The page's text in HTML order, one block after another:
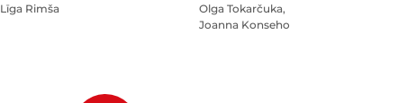
Līga Rimša
Olga Tokarčuka,
Joanna Konseho